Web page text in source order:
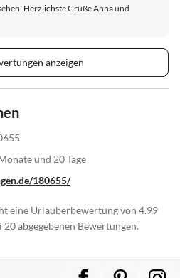
Herzlichste Grüße Anna und
anzeigen
und 20 Tage
180655/
eine Urlauberbewertung von 4.99
abgegebenen Bewertungen.